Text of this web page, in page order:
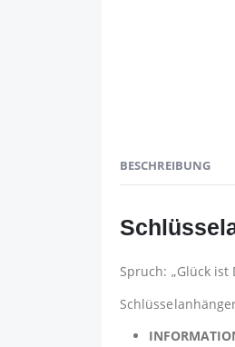
BESCHREIBUNG
Spruch: „Glück